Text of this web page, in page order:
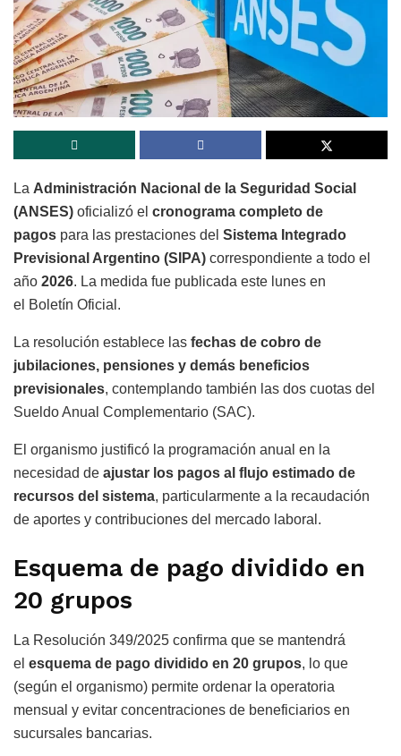
La Administración Nacional de la Seguridad Social
(ANSES) oficializó el cronograma completo de
pagos para las prestaciones del Sistema Integrado
Previsional Argentino (SIPA) correspondiente a todo el
año 2026. La medida fue publicada este lunes en
el Boletín Oficial.
La resolución establece las fechas de cobro de
jubilaciones, pensiones y demás beneficios
previsionales, contemplando también las dos cuotas del
Sueldo Anual Complementario (SAC).
El organismo justificó la programación anual en la
necesidad de ajustar los pagos al flujo estimado de
recursos del sistema, particularmente a la recaudación
de aportes y contribuciones del mercado laboral.
Esquema de pago dividido en
20 grupos
La Resolución 349/2025 confirma que se mantendrá
el esquema de pago dividido en 20 grupos, lo que
(según el organismo) permite ordenar la operatoria
mensual y evitar concentraciones de beneficiarios en
sucursales bancarias.